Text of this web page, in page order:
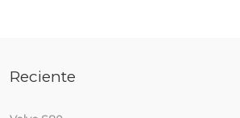
Reciente